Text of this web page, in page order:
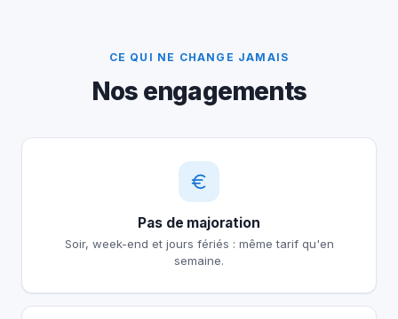
CE QUI NE CHANGE JAMAIS
Nos engagements
Pas de majoration
Soir, week-end et jours fériés : même tarif qu'en
semaine.